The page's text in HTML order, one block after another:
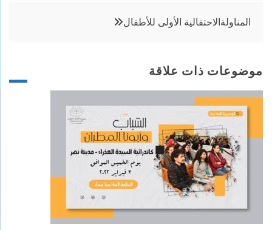
المناولةالاحتفالية الأولى للأطفال
موضوعات ذات علاقة